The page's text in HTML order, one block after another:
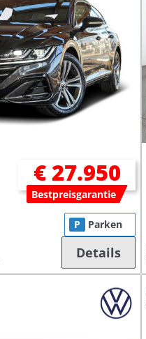
€ 27.950
Bestpreisgarantie
P Parken
Details